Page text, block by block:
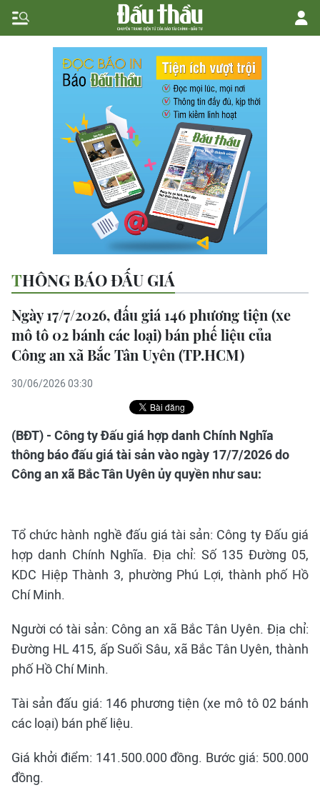
THÔNG BÁO ĐẤU GIÁ
Ngày 17/7/2026, đấu giá 146 phương tiện (xe
mô tô 02 bánh các loại) bán phế liệu của
Công an xã Bắc Tân Uyên (TP.HCM)
30/06/2026 03:30
(BĐT) - Công ty Đấu giá hợp danh Chính Nghĩa
thông báo đấu giá tài sản vào ngày 17/7/2026 do
Công an xã Bắc Tân Uyên ủy quyền như sau:
Tổ chức hành nghề đấu giá tài sản: Công ty Đấu giá
hợp danh Chính Nghĩa. Địa chỉ: Số 135 Đường 05,
KDC Hiệp Thành 3, phường Phú Lợi, thành phố Hồ
Chí Minh.
Người có tài sản: Công an xã Bắc Tân Uyên. Địa chỉ:
Đường HL 415, ấp Suối Sâu, xã Bắc Tân Uyên, thành
phố Hồ Chí Minh.
Tài sản đấu giá: 146 phương tiện (xe mô tô 02 bánh
các loại) bán phế liệu.
Giá khởi điểm: 141.500.000 đồng. Bước giá: 500.000
đồng.